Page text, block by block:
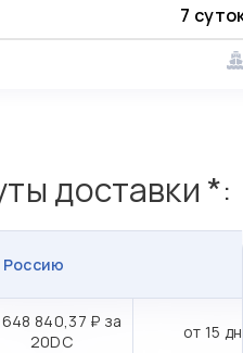
7
доставки *:
Россию
648 840,37 ₽ за
20DC
от 15 дн.